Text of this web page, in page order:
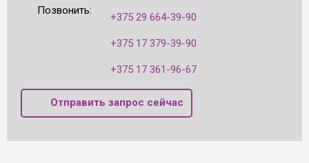
Позвонить:
+375 29 664-39-90
+375 17 379-39-90
+375 17 361-96-67
Отправить запрос сейчас